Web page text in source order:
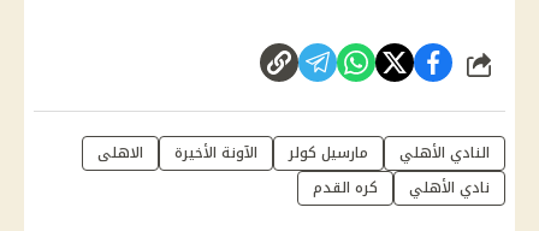
شارك
النادي الأهلي مارسيل كولر الآونة الأخيرة
الاهلى
نادي الأهلي
كره القدم